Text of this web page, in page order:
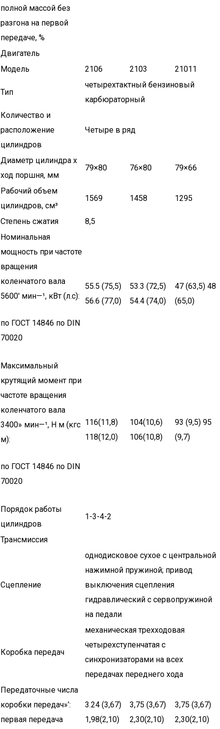
полной массой без
разгона на первой
передаче, %
Двигатель
Модель
2106 2103 21011
Тип
четырехтактный бензиновый
карбюраторный
Количество и
расположение
цилиндров
Четыре в ряд
Диаметр цилиндра х
ход поршня, мм
79×80 76×80 79×66
Рабочий объем
цилиндров, см³
1569 1458 1295
Степень сжатия
8,5
Номинальная
мощность при частоте
вращения
коленчатого вала
5600′ мин—¹, кВт (л.с):
по ГОСТ 14846 по DIN
70020
55.5 (75,5)
56.6 (77,0)
53.3 (72,5)
54.4 (74,0)
47 (63,5) 48
(65,0)
Максимальный
крутящий момент при
частоте вращения
коленчатого вала
3400» мин—¹, Н м (кгс
м):
по ГОСТ 14846 по DIN
70020
116(11,8)
118(12,0)
104(10,6)
106(10,8)
93 (9,5) 95
(9,7)
Порядок работы
цилиндров
1-3-4-2
Трансмиссия
Сцепление
однодисковое сухое с центральной
нажимной пружиной; привод
выключения сцепления
гидравлический с сервопружиной
на педали
Коробка передач
механическая трехходовая
четырехступенчатая с
синхронизаторами на всех
передачах переднего хода
Передаточные числа
коробки передач»’:
первая передача
3.24 (3,67)
1,98(2,10)
3,75 (3,67)
2,30(2,10)
3,75 (3,67)
2,30(2,10)